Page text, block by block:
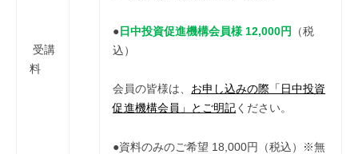
受講
料
● 日中投資促進機構会員様 12,000円
（税
込）
会員の皆様は、 お申し込みの際「日中投資
促進機構会員」とご明記 ください。
●資料のみのご希望 18,000円（税込）※無